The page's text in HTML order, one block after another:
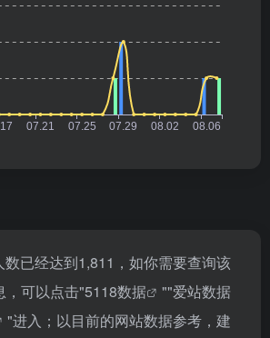
已经达到1,811，如你需要查询该
，可以点击"5118数据 ""爱站数据
"进入；以目前的网站数据参考，建